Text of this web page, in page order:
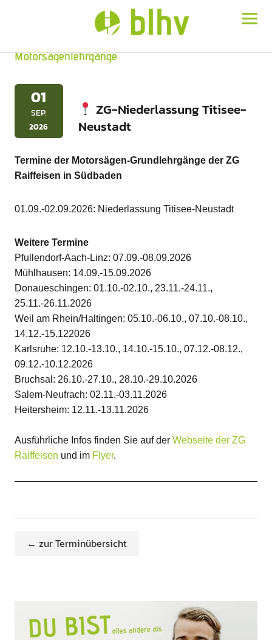
Motorsägenlehrgänge
01
SEP.
2026
ZG-Niederlassung Titisee-
Neustadt
Termine der Motorsägen-Grundlehrgänge der ZG
Raiffeisen in Südbaden
01.09.-02.09.2026: Niederlassung Titisee-Neustadt
Weitere Termine
Pfullendorf-Aach-Linz: 07.09.-08.09.2026
Mühlhausen: 14.09.-15.09.2026
Donaueschingen: 01.10.-02.10., 23.11.-24.11.,
25.11.-26.11.2026
Weil am Rhein/Haltingen: 05.10.-06.10., 07.10.-08.10.,
14.12.-15.122026
Karlsruhe: 12.10.-13.10., 14.10.-15.10., 07.12.-08.12.,
09.12.-10.12.2026
Bruchsal: 26.10.-27.10., 28.10.-29.10.2026
Salem-Neufrach: 02.11.-03.11.2026
Heitersheim: 12.11.-13.11.2026
Ausführliche Infos finden Sie auf der Webseite der ZG
Raiffeisen und im Flyer.
← zur Terminübersicht